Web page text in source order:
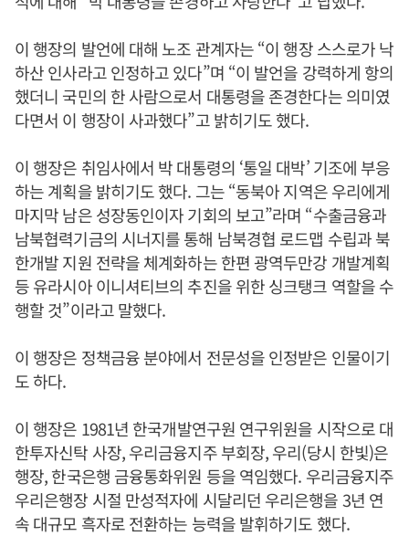
이 행장의 발언에 대해 노조 관계자는 “이 행장 스스로가 낙
하산 인사라고 인정하고 있다”며 “이 발언을 강력하게 항의
했더니 국민의 한 사람으로서 대통령을 존경한다는 의미였
다면서 이 행장이 사과했다”고 밝히기도 했다.
이 행장은 취임사에서 박 대통령의 ‘통일 대박’ 기조에 부응
하는 계획을 밝히기도 했다. 그는 “동북아 지역은 우리에게
마지막 남은 성장동인이자 기회의 보고”라며 “수출금융과
남북협력기금의 시너지를 통해 남북경협 로드맵 수립과 북
한개발 지원 전략을 체계화하는 한편 광역두만강 개발계획
등 유라시아 이니셔티브의 추진을 위한 싱크탱크 역할을 수
행할 것”이라고 말했다.
이 행장은 정책금융 분야에서 전문성을 인정받은 인물이기
도 하다.
이 행장은 1981년 한국개발연구원 연구위원을 시작으로 대
한투자신탁 사장, 우리금융지주 부회장, 우리(당시 한빛)은
행장, 한국은행 금융통화위원 등을 역임했다. 우리금융지주
우리은행장 시절 만성적자에 시달리던 우리은행을 3년 연
속 대규모 흑자로 전환하는 능력을 발휘하기도 했다.